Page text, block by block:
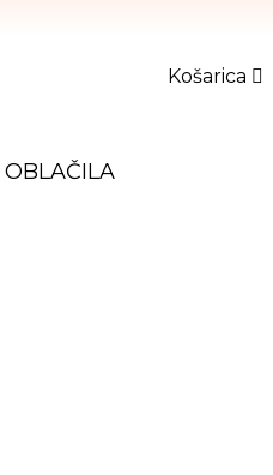
Košarica
OBLAČILA